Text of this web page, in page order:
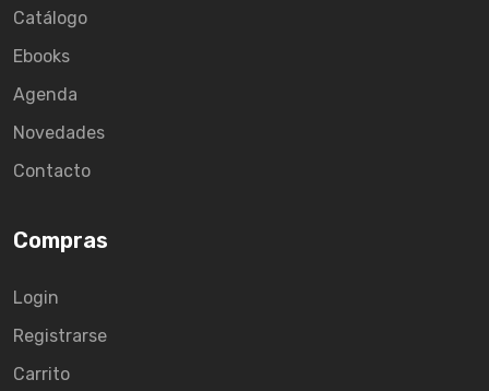
Catálogo
Ebooks
Agenda
Novedades
Contacto
Compras
Login
Registrarse
Carrito